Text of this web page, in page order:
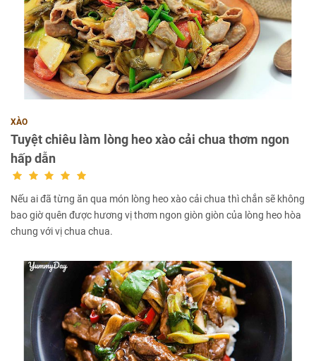
XÀO
Tuyệt chiêu làm lòng heo xào cải chua thơm ngon
hấp dẫn
Nếu ai đã từng ăn qua món lòng heo xào cải chua thì chắn sẽ không
bao giờ quên được hương vị thơm ngon giòn giòn của lòng heo hòa
chung với vị chua chua.